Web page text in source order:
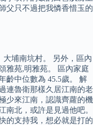
父只不過把我憐香惜玉的
埔南坑村。 另外，區內
雅苑,明雅苑。 區內家庭
齡中位數為 45.5歲。 解
連魯衛那樣久居江南的老
少來江南，認識齊蘿的機
南北，或許是見過他吧。
的支持我，想必就是打的